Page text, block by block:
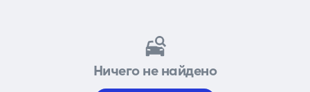
Ничего не найдено